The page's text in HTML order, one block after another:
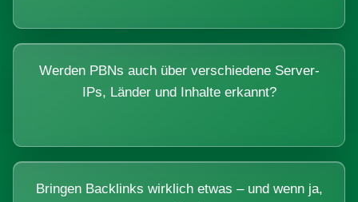
Werden PBNs auch über verschiedene Server-
IPs, Länder und Inhalte erkannt?
Bringen Backlinks wirklich etwas – und wenn ja,